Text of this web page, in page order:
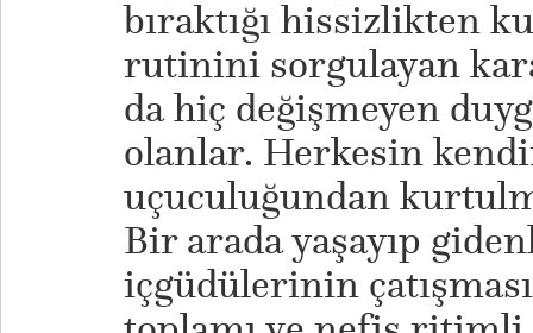
bıraktığı hissizlikten
rutinini sorgulayan
da hiç değişmeyen
olanlar. Herkesin
uçuculuğundan
Bir arada yaşayıp
içgüdülerinin